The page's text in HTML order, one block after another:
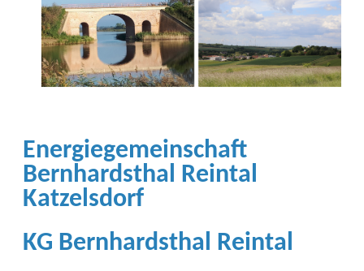
Energiegemeinschaft
Bernhardsthal Reintal
Katzelsdorf
KG Bernhardsthal Reintal